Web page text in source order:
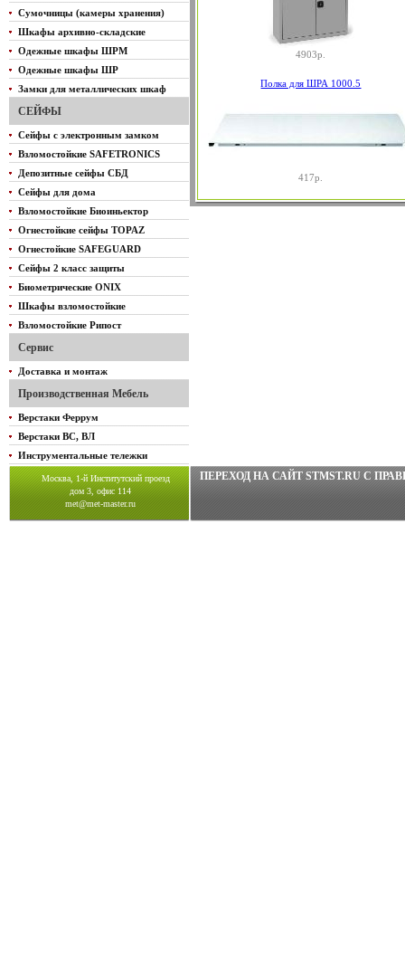
Сумочницы (камеры хранения)
Шкафы архивно-складские
Одежные шкафы ШРМ
Одежные шкафы ШР
Замки для металлических шкаф
СЕЙФЫ
Сейфы с электронным замком
Взломостойкие SAFETRONICS
Депозитные сейфы СБД
Сейфы для дома
Взломостойкие Биоиньектор
Огнестойкие сейфы TOPAZ
Огнестойкие SAFEGUARD
Сейфы 2 класс защиты
Биометрические ONIX
Шкафы взломостойкие
Взломостойкие Рипост
Сервис
Доставка и монтаж
Производственная Мебель
Верстаки Феррум
Верстаки ВС, ВЛ
Инструментальные тележки
4903р.
Полка для ШРА 1000.5
417р.
Москва, 1-й Институтский проезд
дом 3, офис 114
met@met-master.ru
ПЕРЕХОД НА САЙТ STMST.RU C